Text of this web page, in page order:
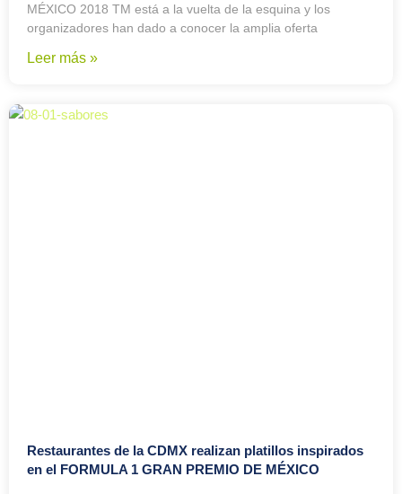
MÉXICO 2018 TM está a la vuelta de la esquina y los
organizadores han dado a conocer la amplia oferta
Leer más »
Restaurantes de la CDMX realizan platillos inspirados
en el FORMULA 1 GRAN PREMIO DE MÉXICO